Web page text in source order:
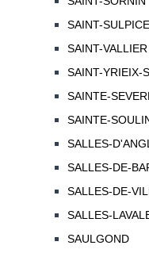
SAINT-
SAINT-VALLIER
SAINT-YRIEIX-
SAINTE-
SAINTE-
SALLES-
SALLES-DE-
SALLES-DE-
SALLES-
SAULGOND